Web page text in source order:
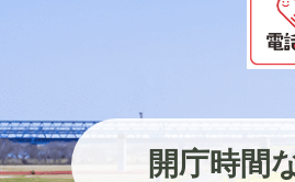
開庁時間